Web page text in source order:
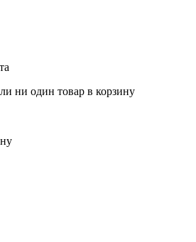
ни один товар в корзину